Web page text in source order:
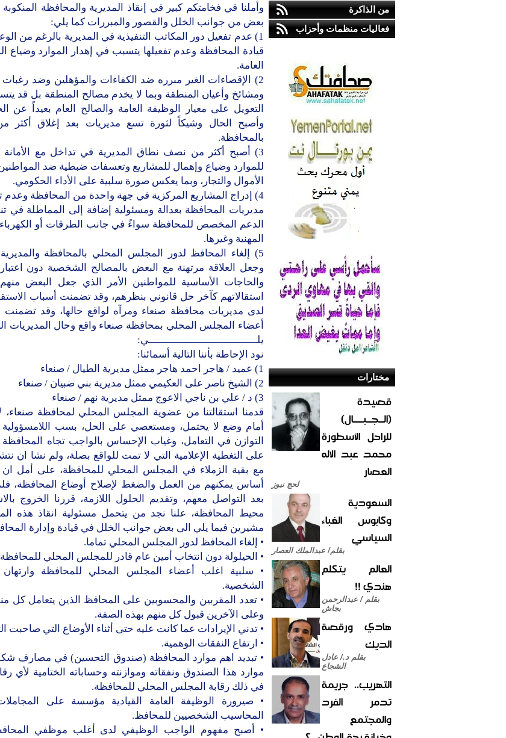
من الذاكرة
فعاليات منظمات وأحزاب
مختارات
قصيدة
(الــجــبــــال)
للراحل الأسطورة
محمد عبد الاله
العصار
لحج نيوز
السعودية
وكابوس الغباء
السياسي
بقلم/ عبدالملك العصار
العالم يتكلم
هندي !!
بقلم / عبدالرحمن
بجاش
هادي ورقصة
الديك
بقلم د./ عادل
الشجاع
التهريب.. جريمة
تدمر الفرد
والمجتمع
وأملنا في فخامتكم كبير في إنقاذ المديرية والمحافظة
بعض من جوانب الخلل والقصور والمبررات كما يلي:
1) عدم تفعيل دور المكاتب التنفيذية في المديرية بالرغم من
قيادة المحافظة وعدم تفعيلها يتسبب في إهدار الموارد وضياع
العامة.
2) الإقصاءات الغير مبرره ضد الكفاءات والمؤهلين وضد
ومشائخ وأعيان المنطقة وبما لا يخدم مصالح المنطقة بل قد
التعويل على معيار الوظيفة العامة والصالح العام بعيداً عن
وأصبح الحال وشيكاً لثورة تسع مديريات بعد إغلاق أكثر
بالمحافظة.
3) أصبح أكثر من نصف نطاق المديرية في تداخل مع الأمانة
للموارد وضياع وإهمال للمشاريع وتعسفات ضبطية ضد
الأموال والتجار، وبما يعكس صورة سلبية على الأداء الحكومي.
4) إدراج المشاريع المركزية في جهة واحدة من المحافظة وعدم
مديريات المحافظة بعدالة ومسئولية إضافة إلى المماطلة في
الدعم المخصص للمحافظة سواءً في جانب الطرقات أو الكهرباء
المهنية وغيرها.
5) إلغاء المحافظ لدور المجلس المحلي بالمحافظة والمديرية
وجعل العلاقة مرتهنة مع البعض بالمصالح الشخصية دون
والحاجات الأساسية للمواطنين الأمر الذي جعل البعض
استقالاتهم كآخر حل قانوني بنظرهم، وقد تضمنت أسباب
لدى مديريات محافظة صنعاء ومرآه لواقع حالها، وقد تضمنت
أعضاء المجلس المحلي بمحافظة صنعاء واقع وحال المديريات
يلــــــــــــــــــــــــــــــــــــي:
نود الإحاطة بأننا التالية أسمائنا:
1) عميد / هاجر احمد هاجر ممثل مديرية الطيال / صنعاء
2) الشيخ ناصر على العكيمي ممثل مديرية بني ضبيان / صنعاء
3) د / علي بن ناجي الاعوج ممثل مديرية نهم / صنعاء
قدمنا استقالتنا من عضوية المجلس المحلي لمحافظة صنعاء،
أمام وضع لا يحتمل، ومستعصي على الحل، بسب اللامسؤولية
التوازن في التعامل، وغياب الإحساس بالواجب تجاه المحافظة
على التغطية الإعلامية التي لا تمت للواقع بصلة، ولم نشا ان
مع بقية الزملاء في المجلس المحلي للمحافظة، على أمل ان
أساس يمكنهم من العمل والضغط لإصلاح أوضاع المحافظة،
بعد التواصل معهم، وتقديم الحلول اللازمة، قررنا الخروج
محيط المحافظة، علنا نجد من يتحمل مسئولية انقاذ هذه
مشيرين فيما يلي الى بعض جوانب الخلل في قيادة وإدارة
• إلغاء المحافظ لدور المجلس المحلي تماما.
• الحيلولة دون انتخاب أمين عام قادر للمجلس المحلي
• سلبية اغلب أعضاء المجلس المحلي للمحافظة وارتهان
الشخصية.
• تعدد المقربين والمحسوبين على المحافظ الذين يتعامل كل
وعلى الآخرين قبول كل منهم بهذه الصفة.
• تدني الإيرادات عما كانت عليه حتى أثناء الأوضاع التي صاحبت
• ارتفاع النفقات الوهمية.
• تبديد اهم موارد المحافظة (صندوق التحسين) في مصارف
موارد هذا الصندوق ونفقاته وموازنته وحساباته الختامية لأي
في ذلك رقابة المجلس المحلي للمحافظة.
• صيرورة الوظيفة العامة القيادية مؤسسة على
المحاسيب الشخصيين للمحافظ.
• أصبح مفهوم الواجب الوظيفي لدى أغلب موظفي